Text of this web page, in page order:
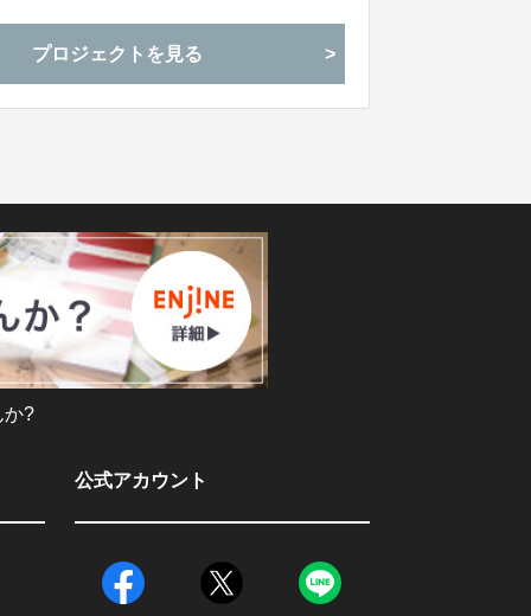
プロジェクトを見る
か?
公式アカウント